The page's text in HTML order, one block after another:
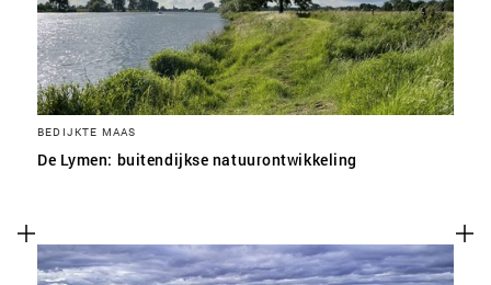
BEDIJKTE MAAS
De Lymen: buitendijkse natuurontwikkeling